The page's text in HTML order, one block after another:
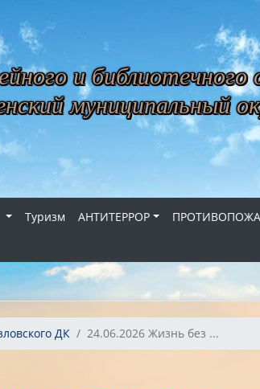
и библиотечного
муниципальный
Туризм АНТИТЕРРОР
ДК 24.06.2026 Жизнь без ...